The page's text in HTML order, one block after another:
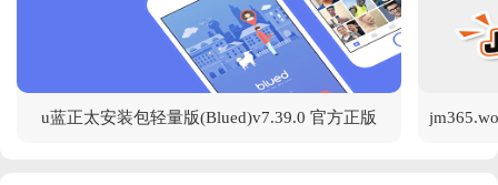
u蓝正太安装包轻量版(Blued)v7.39.0 官方正版